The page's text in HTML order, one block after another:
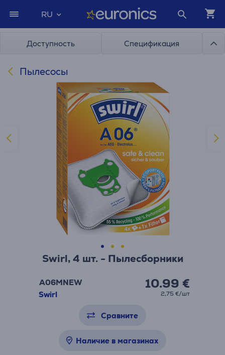
RU
Доступность Спецификация
Пылесосы
Swirl, 4 шт. - Пылесборники
A06MNEW
Swirl
10.99 €
2,75 €/шт
Сравните
Наличие в магазинах